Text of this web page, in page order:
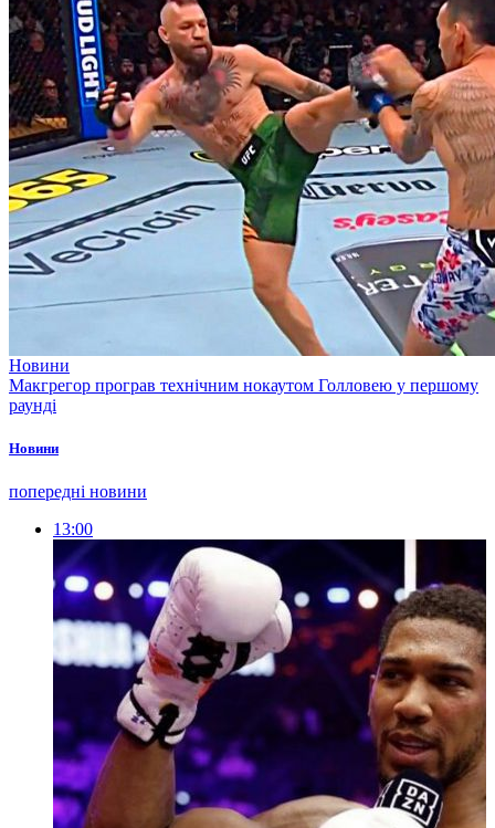
Новини
Макгрегор програв технічним нокаутом Голловею у першому
раунді
Новини
попередні новини
13:00